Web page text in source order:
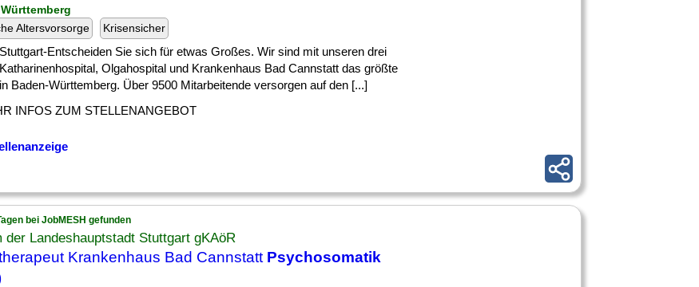
Altersvorsorge
Krisensicher
Entscheiden Sie sich für etwas Großes. Wir sind mit unseren drei
Olgahospital und Krankenhaus Bad Cannstatt das größte
Baden-Württemberg. Über 9500 Mitarbeitende versorgen auf den [...]
INFOS ZUM STELLENANGEBOT
bei JobMESH gefunden
der Landeshauptstadt Stuttgart gKAöR
Krankenhaus Bad Cannstatt Psychosomatik